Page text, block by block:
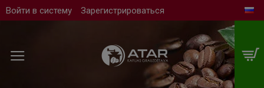
Войти в систему Зарегистрироваться